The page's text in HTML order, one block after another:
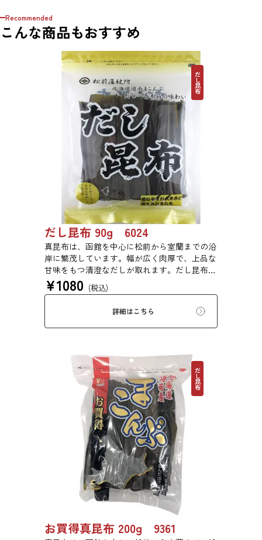
Recommended
こんな商品もおすすめ
だし昆布
だし昆布 90g 6024
真昆布は、函館を中心に松前から室蘭までの沿
岸に繁茂しています。幅が広く肉厚で、上品な
甘味をもつ清澄なだしが取れます。だし昆布、
塩昆布、おぼろ昆布、とろろ昆布、佃煮、バッ
テラなどに用いられます。
¥1080 (税込)
詳細はこちら
だし昆布
お買得真昆布 200g 9361